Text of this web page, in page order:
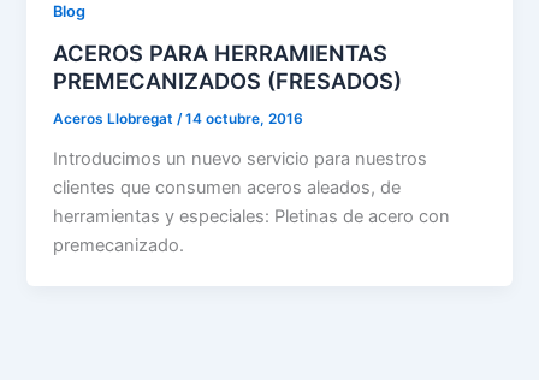
Blog
ACEROS PARA HERRAMIENTAS
PREMECANIZADOS (FRESADOS)
Aceros Llobregat/14 octubre, 2016
Introducimos un nuevo servicio para nuestros
clientes que consumen aceros aleados, de
herramientas y especiales: Pletinas de acero con
premecanizado.